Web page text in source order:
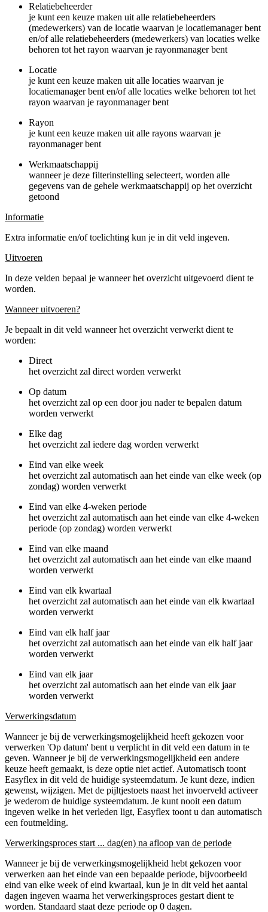
Relatiebeheerder
je kunt een keuze maken uit alle relatiebeheerders
(medewerkers) van de locatie waarvan je locatiemanager bent
en/of alle relatiebeheerders (medewerkers) van locaties welke
behoren tot het rayon waarvan je rayonmanager bent
Locatie
je kunt een keuze maken uit alle locaties waarvan je
locatiemanager bent en/of alle locaties welke behoren tot het
rayon waarvan je rayonmanager bent
Rayon
je kunt een keuze maken uit alle rayons waarvan je
rayonmanager bent
Werkmaatschappij
wanneer je deze filterinstelling selecteert, worden alle
gegevens van de gehele werkmaatschappij op het overzicht
getoond
Informatie
Extra informatie en/of toelichting kun je in dit veld ingeven.
Uitvoeren
In deze velden bepaal je wanneer het overzicht uitgevoerd dient te
worden.
Wanneer uitvoeren?
Je bepaalt in dit veld wanneer het overzicht verwerkt dient te
worden:
Direct
het overzicht zal direct worden verwerkt
Op datum
het overzicht zal op een door jou nader te bepalen datum
worden verwerkt
Elke dag
het overzicht zal iedere dag worden verwerkt
Eind van elke week
het overzicht zal automatisch aan het einde van elke week (op
zondag) worden verwerkt
Eind van elke 4-weken periode
het overzicht zal automatisch aan het einde van elke 4-weken
periode (op zondag) worden verwerkt
Eind van elke maand
het overzicht zal automatisch aan het einde van elke maand
worden verwerkt
Eind van elk kwartaal
het overzicht zal automatisch aan het einde van elk kwartaal
worden verwerkt
Eind van elk half jaar
het overzicht zal automatisch aan het einde van elk half jaar
worden verwerkt
Eind van elk jaar
het overzicht zal automatisch aan het einde van elk jaar
worden verwerkt
Verwerkingsdatum
Wanneer je bij de verwerkingsmogelijkheid heeft gekozen voor
verwerken 'Op datum' bent u verplicht in dit veld een datum in te
geven. Wanneer je bij de verwerkingsmogelijkheid een andere
keuze heeft gemaakt, is deze optie niet actief. Automatisch toont
Easyflex in dit veld de huidige systeemdatum. Je kunt deze, indien
gewenst, wijzigen. Met de pijltjestoets naast het invoerveld activeer
je wederom de huidige systeemdatum. Je kunt nooit een datum
ingeven welke in het verleden ligt, Easyflex toont u dan automatisch
een foutmelding.
Verwerkingsproces start ... dag(en) na afloop van de periode
Wanneer je bij de verwerkingsmogelijkheid hebt gekozen voor
verwerken aan het einde van een bepaalde periode, bijvoorbeeld
eind van elke week of eind kwartaal, kun je in dit veld het aantal
dagen ingeven waarna het verwerkingsproces gestart dient te
worden. Standaard staat deze periode op 0 dagen.